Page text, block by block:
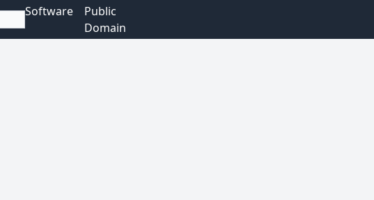
Software
Public
Domain